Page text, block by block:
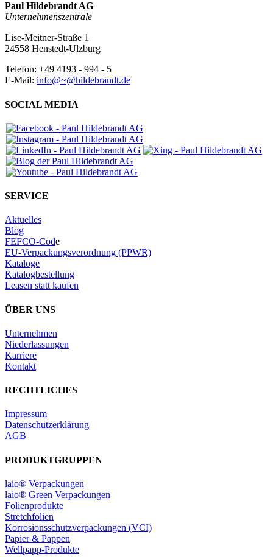
Paul Hildebrandt AG
Unternehmenszentrale
Lise-Meitner-Straße 1
24558 Henstedt-Ulzburg
Telefon: +49 4193 - 994 - 5
E-Mail: info@~@hildebrandt.de
SOCIAL MEDIA
SERVICE
Aktuelles
Blog
FEFCO-Code
EU-Verpackungsverordnung (PPWR)
Kataloge
Katalogbestellung
Leasen statt kaufen
ÜBER UNS
Unternehmen
Niederlassungen
Karriere
Kontakt
RECHTLICHES
Impressum
Datenschutzerklärung
AGB
PRODUKTGRUPPEN
laio® Verpackungen
laio® Green Verpackungen
Folienprodukte
Stretchfolien
Korrosionsschutzverpackungen (VCI)
Papier & Pappen
Wellpapp-Produkte